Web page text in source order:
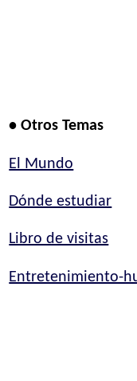
• Otros Temas
El Mundo
Dónde estudiar
Libro de visitas
Entretenimiento-